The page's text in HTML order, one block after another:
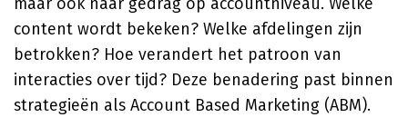
content wordt bekeken? Welke afdelingen zijn
betrokken? Hoe verandert het patroon van
interacties over tijd? Deze benadering past binnen
strategieën als Account Based Marketing (ABM).